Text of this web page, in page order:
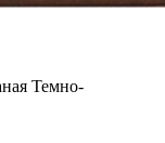
Темно-